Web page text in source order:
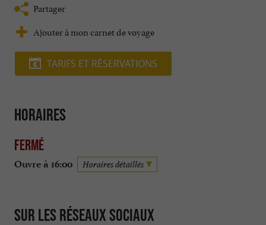
Partager
Ajouter à mon carnet de voyage
TARIFS ET RÉSERVATIONS
Horaires
Fermé
Ouvre à 16:00 Horaires détaillés
Sur les réseaux sociaux